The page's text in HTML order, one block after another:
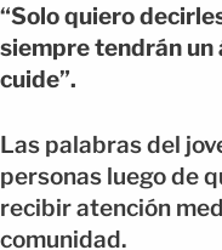
“Solo quiero
siempre tendrán un
cuide”.
Las palabras del
personas luego de
recibir atención
comunidad.